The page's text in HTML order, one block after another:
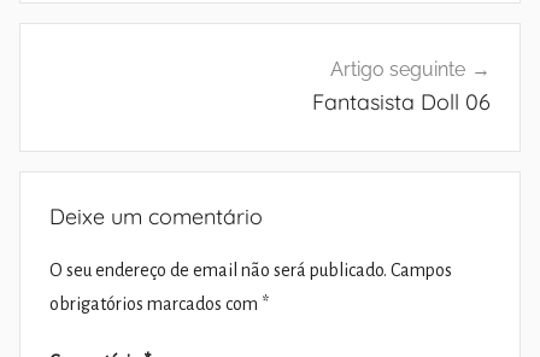
Artigo seguinte
Fantasista Doll 06
Deixe um comentário
O seu endereço de email não será publicado. Campos
obrigatórios marcados com *